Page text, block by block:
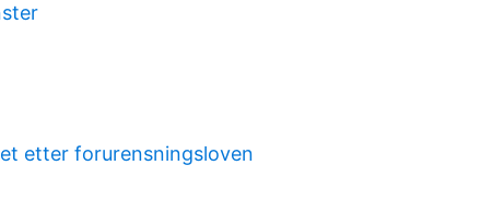
etter forurensningsloven